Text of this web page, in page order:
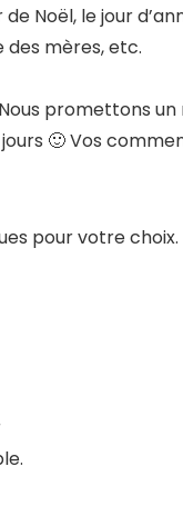
Noël, le jour
des mères, etc.
Nous promettons
🙂 Vos
pour votre choix.